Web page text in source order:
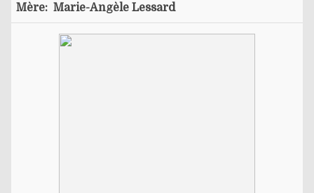
Mère: Marie-Angèle Lessard